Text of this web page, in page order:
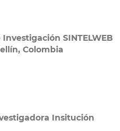
SINTELWEB
Colombia
Insitución